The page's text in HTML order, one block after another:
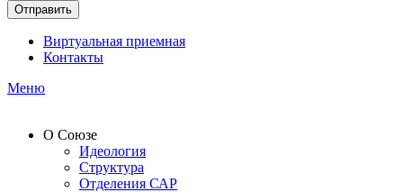
Отправить
Виртуальная приемная
Контакты
Меню
О Союзе
Идеология
Структура
Отделения САР